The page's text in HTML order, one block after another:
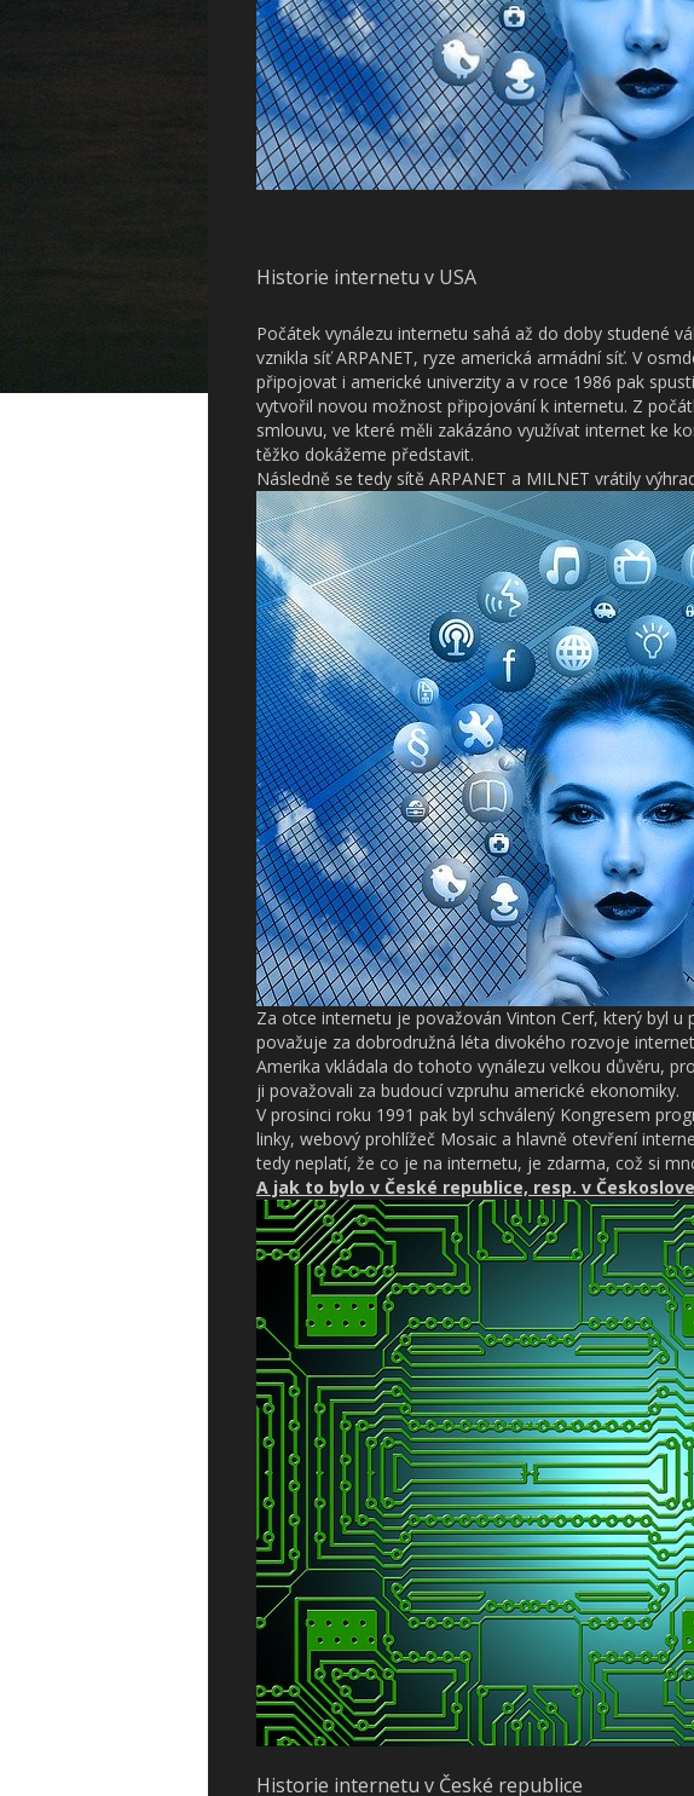
Historie internetu v USA
Počátek vynálezu internetu sahá až do doby studené
vznikla síť ARPANET, ryze americká armádní síť. V
připojovat i americké univerzity a v roce 1986 pak
vytvořil novou možnost připojování k internetu. Z
smlouvu, ve které měli zakázáno využívat internet ke
těžko dokážeme představit.
Následně se tedy sítě ARPANET a MILNET vrátily
Za otce internetu je považován Vinton Cerf, který byl
považuje za dobrodružná léta divokého rozvoje
Amerika vkládala do tohoto vynálezu velkou důvěru,
ji považovali za budoucí vzpruhu americké ekonomiky.
V prosinci roku 1991 pak byl schválený Kongresem
linky, webový prohlížeč Mosaic a hlavně otevření
tedy neplatí, že co je na internetu, je zdarma, což si
A jak to bylo v České republice, resp. v
Historie internetu v České republice